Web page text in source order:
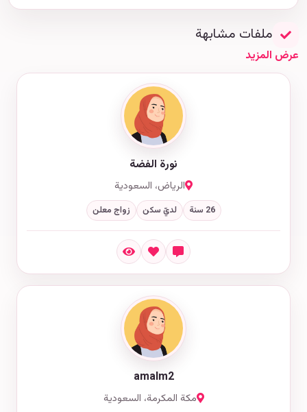
ملفات مشابهة
عرض المزيد
نورة الفضة
الرياض، السعودية
26 سنة لديّ سكن زواج معلن
amalm2
مكة المكرمة، السعودية